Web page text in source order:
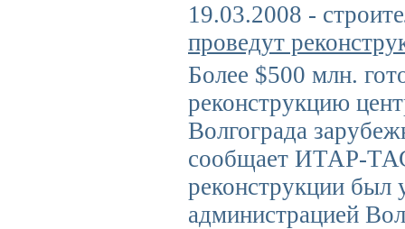
19.03.2008 -
проведут
Более $500 млн.
реконструкцию
Волгограда
сообщает ИТАР-
реконструкции был
администрацией